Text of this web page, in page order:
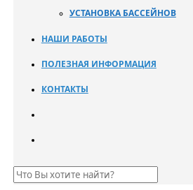
УСТАНОВКА БАССЕЙНОВ
НАШИ РАБОТЫ
ПОЛЕЗНАЯ ИНФОРМАЦИЯ
КОНТАКТЫ